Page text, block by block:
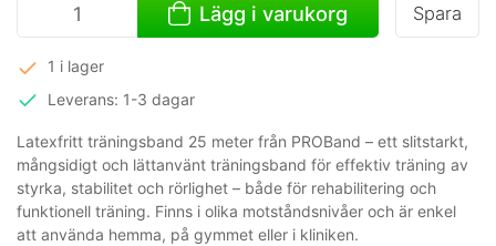
Lägg i varukorg Spara
1 i lager
Leverans: 1-3 dagar
Latexfritt träningsband 25 meter från PROBand – ett slitstarkt,
mångsidigt och lättanvänt träningsband för effektiv träning av
styrka, stabilitet och rörlighet – både för rehabilitering och
funktionell träning. Finns i olika motståndsnivåer och är enkel
att använda hemma, på gymmet eller i kliniken.